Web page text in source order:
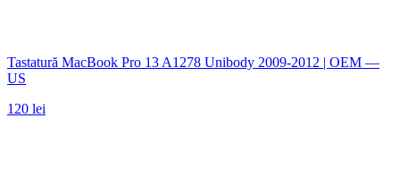
Tastatură MacBook Pro 13 A1278 Unibody 2009-2012 | OEM —
US
120 lei